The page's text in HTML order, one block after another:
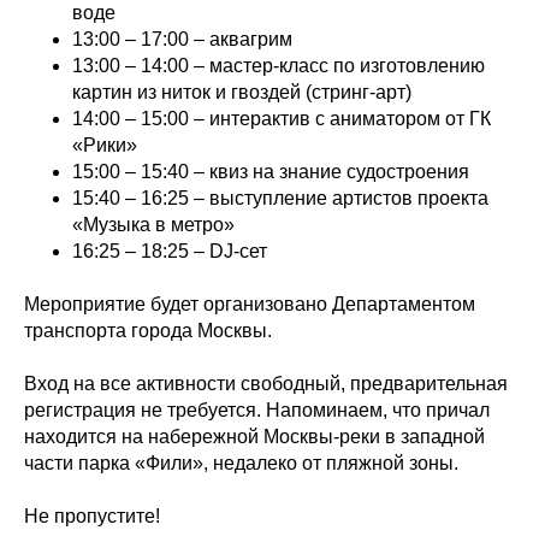
воде
13:00 – 17:00 – аквагрим
13:00 – 14:00 – мастер-класс по изготовлению
картин из ниток и гвоздей (стринг-арт)
14:00 – 15:00 – интерактив с аниматором от ГК
«Рики»
15:00 – 15:40 – квиз на знание судостроения
15:40 – 16:25 – выступление артистов проекта
«Музыка в метро»
16:25 – 18:25 – DJ-сет
Мероприятие будет организовано Департаментом
транспорта города Москвы.
Вход на все активности свободный, предварительная
регистрация не требуется. Напоминаем, что причал
находится на набережной Москвы-реки в западной
части парка «Фили», недалеко от пляжной зоны.
Не пропустите!